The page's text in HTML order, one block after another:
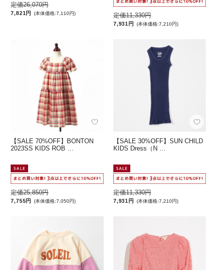
定価26,070円
7,821円 (本体価格:7,110円) 定価11,330円
7,931円 (本体価格:7,210円)
【SALE 70%OFF】BONTON
2023SS KIDS ROB …
定価25,850円
7,755円 (本体価格:7,050円)
【SALE 30%OFF】SUN CHILD
KIDS Dress（N …
定価11,330円
7,931円 (本体価格:7,210円)